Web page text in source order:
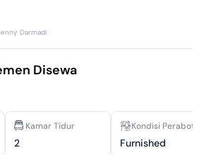
Darmadi
Disewa
Kamar Tidur
2
Kondisi Perabotan
Furnished